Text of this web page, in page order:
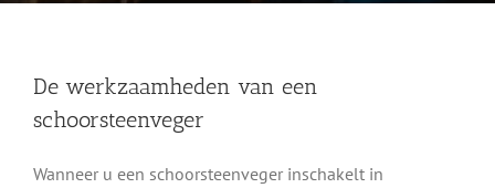
De werkzaamheden van een
schoorsteenveger
Wanneer u een schoorsteenveger inschakelt in